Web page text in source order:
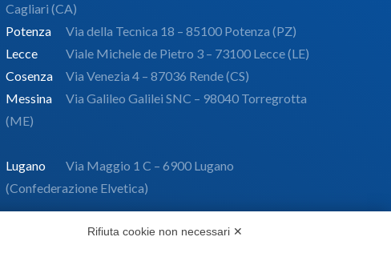
Cagliari (CA)
Potenza
Via della Tecnica 18 – 85100 Potenza (PZ)
Lecce
Viale Michele de Pietro 3 – 73100 Lecce (LE)
Cosenza
Via Venezia 4 – 87036 Rende (CS)
Messina
Via Galileo Galilei SNC – 98040 Torregrotta
(ME)
Lugano
Via Maggio 1 C – 6900 Lugano
(Confederazione Elvetica)
Rifiuta cookie non necessari ✕